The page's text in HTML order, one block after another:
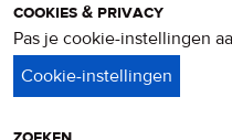
cookies & privacy
Pas je cookie-instellingen